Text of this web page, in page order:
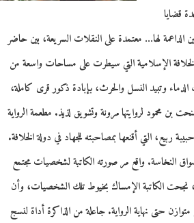
قضايا
الداعمة لها… معتمدة على النقلات السريعة، بين حاضر
الإسلامية التي سيطرت على مساحات واسعة من
وتبيد النسل والحرث، بإبادة ذكور قرى كاملة،
محمود لروايتها مرونة وتشويق لذيذ. مطعمة الرواية
التي أقنعها بمصاحبته للجهاد في دولة الخلافة.
النخاسة. واقع مر صورته الكاتبة لشخصيات مجتمع
نجحت الكاتبة الإمساك بخيوط تلك الشخصيات، وأن
حتى نهاية الرواية. جاعلة من الذاكرة أداة لنسج